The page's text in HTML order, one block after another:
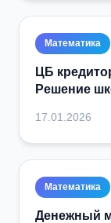
Математика
ЦБ
Решение
17.01.2026
Математика
Денежный